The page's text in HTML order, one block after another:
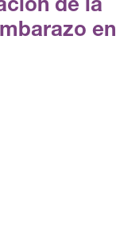
de la
en